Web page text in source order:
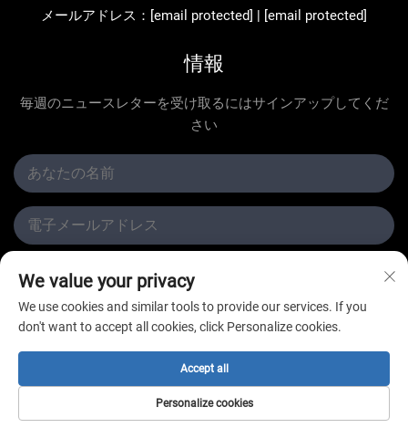
メールアドレス： [email protected] | [email protected]
情報
毎週のニュースレターを受け取るにはサインアップしてくだ
さい
提出する
Copyright © 常州新星冷凍有限公司 All Rights Reserved
We value your privacy
We use cookies and similar tools to provide our services. If you
don't want to accept all cookies, click Personalize cookies.
Personalize cookies
Accept all